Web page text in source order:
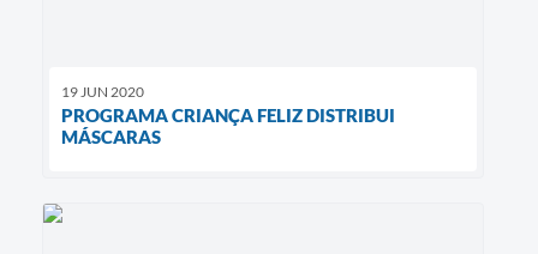
19 JUN 2020
PROGRAMA CRIANÇA FELIZ DISTRIBUI
MÁSCARAS